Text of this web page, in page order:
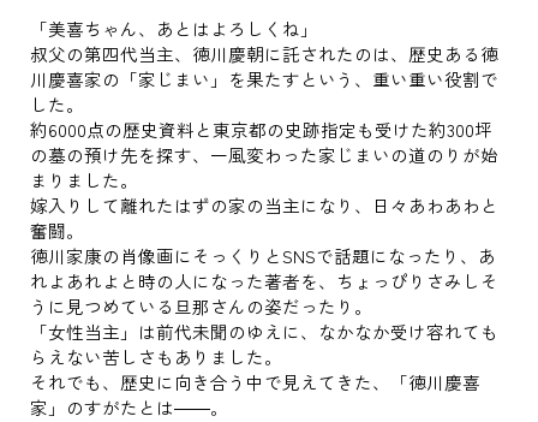
「美喜ちゃん、あとはよろしくね」
叔父の第四代当主、徳川慶朝に託されたのは、歴史ある徳
川慶喜家の「家じまい」を果たすという、重い重い役割で
した。
約6000点の歴史資料と東京都の史跡指定も受けた約300坪
の墓の預け先を探す、一風変わった家じまいの道のりが始
まりました。
嫁入りして離れたはずの家の当主になり、日々あわあわと
奮闘。
徳川家康の肖像画にそっくりとSNSで話題になったり、あ
れよあれよと時の人になった著者を、ちょっぴりさみしそ
うに見つめている旦那さんの姿だったり。
「女性当主」は前代未聞のゆえに、なかなか受け容れても
らえない苦しさもありました。
それでも、歴史に向き合う中で見えてきた、「徳川慶喜
家」のすがたとは――。